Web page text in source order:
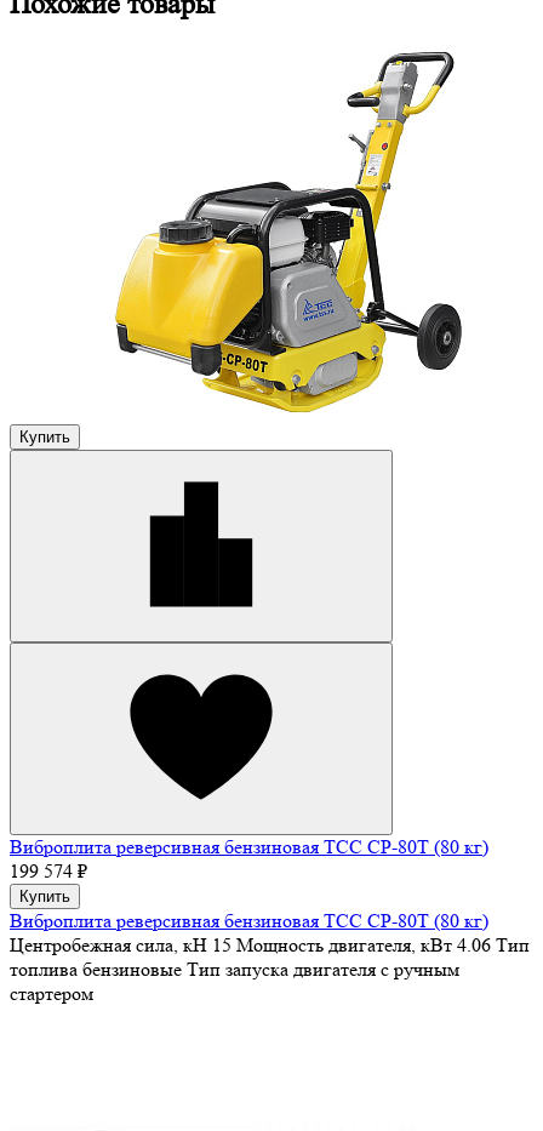
Купить
Виброплита реверсивная бензиновая ТСС CP-80T (80 кг)
199 574 ₽
Купить
Виброплита реверсивная бензиновая ТСС CP-80T (80 кг)
Центробежная сила, кН 15 Мощность двигателя, кВт 4.06 Тип
топлива бензиновые Тип запуска двигателя с ручным
стартером